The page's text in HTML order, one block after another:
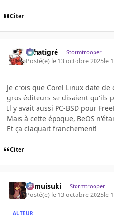
Citer
r.chatigré Stormtrooper
Posté(e) le 13 octobre 2025le
Je crois que Corel Linux date
gros éditeurs se disaient qu'ils
Il y avait aussi PC-BSD pour
Mais à cette époque, BeOS
Et ça claquait franchement!
Citer
kamuisuki Stormtrooper
Posté(e) le 13 octobre 2025le
AUTEUR